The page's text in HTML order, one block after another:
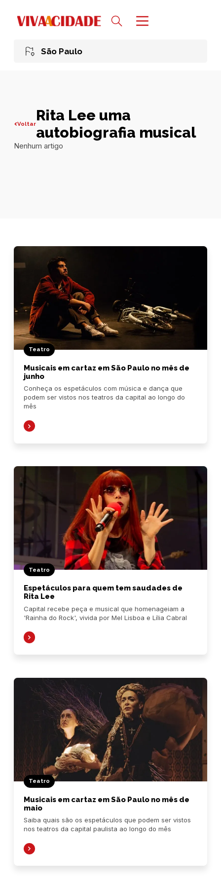
São Paulo
VoltarRita Lee uma
autobiografia musical
Nenhum artigo
Teatro
Musicais em cartaz em São Paulo no mês de
junho
Conheça os espetáculos com música e dança que
podem ser vistos nos teatros da capital ao longo do
mês
Teatro
Espetáculos para quem tem saudades de
Rita Lee
Capital recebe peça e musical que homenageiam a
'Rainha do Rock', vivida por Mel Lisboa e Lília Cabral
Teatro
Musicais em cartaz em São Paulo no mês de
maio
Saiba quais são os espetáculos que podem ser vistos
nos teatros da capital paulista ao longo do mês